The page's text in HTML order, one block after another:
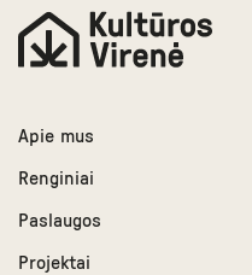
Apie mus
Renginiai
Paslaugos
Projektai